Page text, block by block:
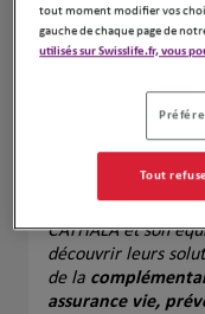
Particulier,
CATHALA et son
découvrir leurs
de la
assurance vie,
tout moment modifier vos
gauche de chaque page de
utilisés sur Swisslife.fr, vous
Tout